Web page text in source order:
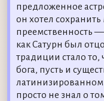
предложенное
он хотел
преемственность
как Сатурн был
традиции стало то,
бога, пусть и
латинизированном
просто не знал о